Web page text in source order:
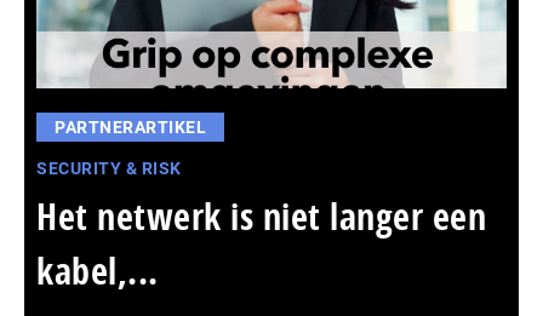
PARTNERARTIKEL
SECURITY & RISK
Het netwerk is niet langer een
kabel,...